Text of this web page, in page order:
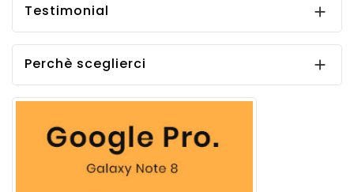
Testimonial 
Perchè sceglierci 